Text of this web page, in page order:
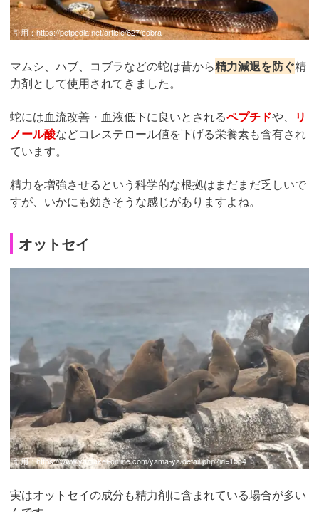
引用：https://petpedia.net/article/627/cobra
マムシ、ハブ、コブラなどの蛇は昔から精力減退を防ぐ精
力剤として使用されてきました。
蛇には血流改善・血液低下に良いとされるペプチドや、
リ
ノール酸などコレステロール値を下げる栄養素も含有され
ています。
精力を増強させるという科学的な根拠はまだまだ乏しいで
すが、いかにも効きそうな感じがありますよね。
オットセイ
引用：https://www.yamakei-online.com/yama-ya/detail.php?id=1554
実はオットセイの成分も精力剤に含まれている場合が多い